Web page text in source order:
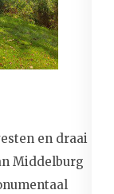
en draai
Middelburg